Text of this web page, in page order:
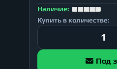
Наличие:
Купить в количестве:
Под